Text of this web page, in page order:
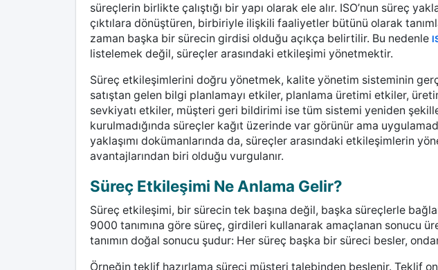
süreçlerin birlikte çalıştığı bir yapı olarak ele alır. ISO’nun süreç
çıktılara dönüştüren, birbiriyle ilişkili faaliyetler bütünü olarak
zaman başka bir sürecin girdisi olduğu açıkça belirtilir. Bu nedenle
listelemek değil, süreçler arasındaki etkileşimi yönetmektir.
Süreç etkileşimlerini doğru yönetmek, kalite yönetim sisteminin
satıştan gelen bilgi planlamayı etkiler, planlama üretimi etkiler,
sevkiyatı etkiler, müşteri geri bildirimi ise tüm sistemi yeniden
kurulmadığında süreçler kağıt üzerinde var görünür ama
yaklaşımı dokümanlarında da, süreçler arasındaki etkileşimlerin
avantajlarından biri olduğu vurgulanır.
Süreç Etkileşimi Ne Anlama Gelir?
Süreç etkileşimi, bir sürecin tek başına değil, başka süreçlerle
9000 tanımına göre süreç, girdileri kullanarak amaçlanan sonucu
tanımın doğal sonucu şudur: Her süreç başka bir süreci besler,
Örneğin teklif hazırlama süreci müşteri talebinden beslenir. Teklif